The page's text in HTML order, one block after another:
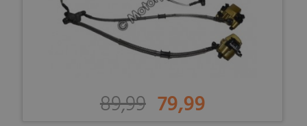
89,99 79,99